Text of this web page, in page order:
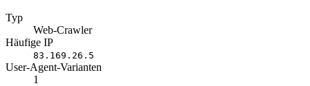
Typ
Web-Crawler
Häufige IP
83.169.26.5
User-Agent-Varianten
1